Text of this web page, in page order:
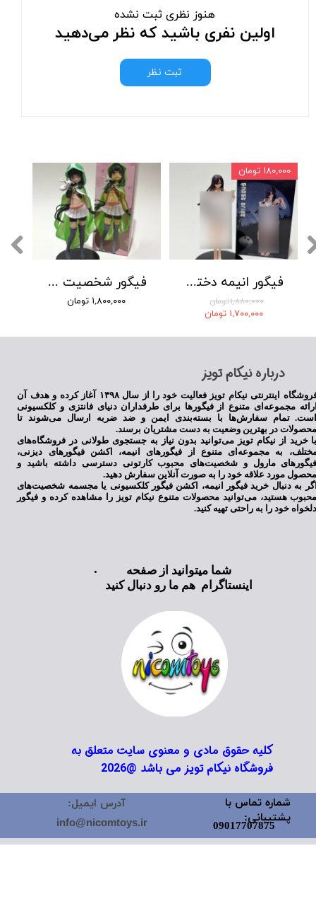
هنوز نظری ثبت نشده
اولین نفری باشید که نظر می‌دهید
ثبت نظر
فیگور شخصیت آیروها تاماکی از انیمه دختران جادویی مادوکا ماجیکا لباس سبز
۱,۸۰۰,۰۰۰ تومان
فیگور انیمه دختر روح
۱,۸۸۰,۰۰۰ تومان
۱,۷۰۰,۰۰۰ تومان
۱۸۰,۰۰۰ تومان
​درباره نیکام تویز
فروشگاه اینترنتی نیکام تویز فعالیت خود را از سال ۱۳۹۸ آغاز کرده و هدف آن
مجموعه‌ای متنوع از فیگورها برای طرفداران دنیای فانتزی و کلکسیونی
تمام سفارش‌ها با بسته‌بندی ایمن و ضد ضربه ارسال می‌شوند تا
در بهترین وضعیت به دست مشتریان برسند.
خرید از نیکام تویز می‌توانید بدون نیاز به جستجوی طولانی در فروشگاه‌های
به مجموعه‌ای متنوع از فیگورهای انیمه، اکشن فیگورهای دیزنی،
مارول و شخصیت‌های محبوب کارتونی دسترسی داشته باشید و
مورد علاقه خود را به صورت آنلاین سفارش دهید.
به دنبال خرید فیگور انیمه، اکشن فیگور کلکسیونی یا مجسمه شخصیت‌های
هستید، می‌توانید محصولات متنوع نیکام تویز را مشاهده کرده و فیگور
خود را به راحتی تهیه کنید.
کلیه حقوق مادی و معنوی سایت متعلق به
فروشگاه نیکام تویز می باشد @2026
شما میتوانید از صفحه
اینستاگرام هم ما رو دنبال کنید
شماره تماس با
پشتیبانی:
09017707875
آدرس ایمیل:
info@nicomtoys.ir